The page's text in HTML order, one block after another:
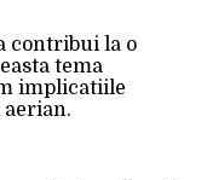
contribui la o
tema
implicatiile